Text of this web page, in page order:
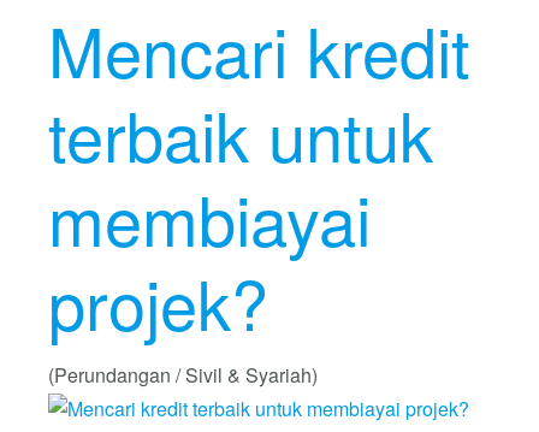
Mencari kredit
terbaik untuk
membiayai
projek?
(Perundangan / Sivil & Syariah)